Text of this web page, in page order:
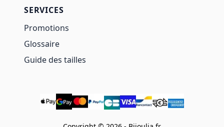
SERVICES
Promotions
Glossaire
Guide des tailles